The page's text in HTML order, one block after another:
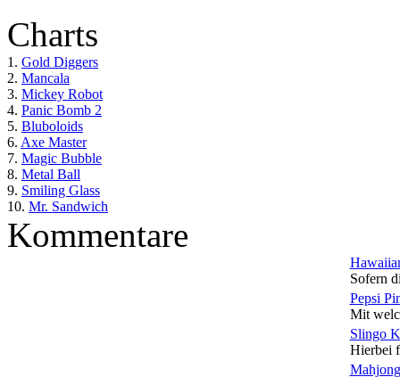
Charts
1. Gold Diggers
2. Mancala
3. Mickey Robot
4. Panic Bomb 2
5. Bluboloids
6. Axe Master
7. Magic Bubble
8. Metal Ball
9. Smiling Glass
10. Mr. Sandwich
Kommentare
Sofern
Pepsi
Mit
Slingo
Hierbei